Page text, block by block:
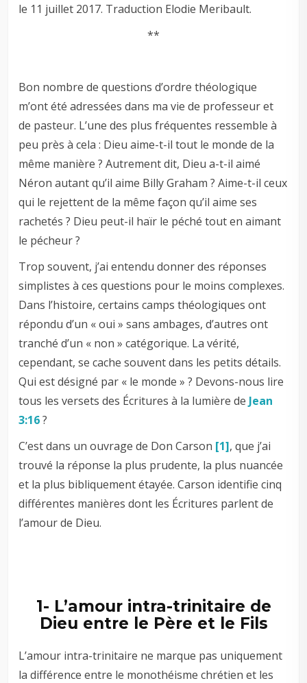
le 11 juillet 2017. Traduction Elodie Meribault.
**
Bon nombre de questions d’ordre théologique
m’ont été adressées dans ma vie de professeur et
de pasteur. L’une des plus fréquentes ressemble à
peu près à cela : Dieu aime-t-il tout le monde de la
même manière ? Autrement dit, Dieu a-t-il aimé
Néron autant qu’il aime Billy Graham ? Aime-t-il ceux
qui le rejettent de la même façon qu’il aime ses
rachetés ? Dieu peut-il haïr le péché tout en aimant
le pécheur ?
Trop souvent, j’ai entendu donner des réponses
simplistes à ces questions pour le moins complexes.
Dans l’histoire, certains camps théologiques ont
répondu d’un « oui » sans ambages, d’autres ont
tranché d’un « non » catégorique. La vérité,
cependant, se cache souvent dans les petits détails.
Qui est désigné par « le monde » ? Devons-nous lire
tous les versets des Écritures à la lumière de Jean
3:16?
C’est dans un ouvrage de Don Carson [1], que j’ai
trouvé la réponse la plus prudente, la plus nuancée
et la plus bibliquement étayée. Carson identifie cinq
différentes manières dont les Écritures parlent de
l’amour de Dieu.
1- L’amour intra-trinitaire de
Dieu entre le Père et le Fils
L’amour intra-trinitaire ne marque pas uniquement
la différence entre le monothéisme chrétien et les